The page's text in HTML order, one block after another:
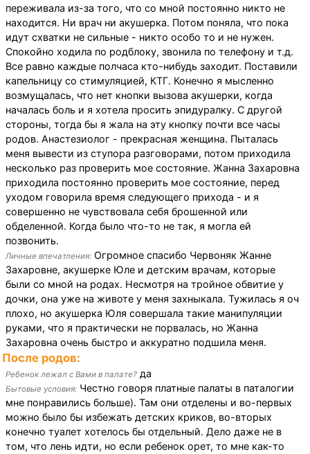
переживала из-за того, что со мной постоянно никто не
находится. Ни врач ни акушерка. Потом поняла, что пока
идут схватки не сильные - никто особо то и не нужен.
Спокойно ходила по родблоку, звонила по телефону и т.д.
Все равно каждые полчаса кто-нибудь заходит. Поставили
капельницу со стимуляцией, КТГ. Конечно я мысленно
возмущалась, что нет кнопки вызова акушерки, когда
началась боль и я хотела просить эпидуралку. С другой
стороны, тогда бы я жала на эту кнопку почти все часы
родов. Анастезиолог - прекрасная женщина. Пыталась
меня вывести из ступора разговорами, потом приходила
несколько раз проверить мое состояние. Жанна Захаровна
приходила постоянно проверить мое состояние, перед
уходом говорила время следующего прихода - и я
совершенно не чувствовала себя брошенной или
обделенной. Когда было что-то не так, я могла ей
позвонить.
Личные впечатления: Огромное спасибо Червоняк Жанне
Захаровне, акушерке Юле и детским врачам, которые
были со мной на родах. Несмотря на тройное обвитие у
дочки, она уже на животе у меня захныкала. Тужилась я оч
плохо, но акушерка Юля совершала такие манипуляции
руками, что я практически не порвалась, но Жанна
Захаровна очень быстро и аккуратно подшила меня.
После родов:
Ребенок лежал с Вами в палате? да
Бытовые условия: Честно говоря платные палаты в паталогии
мне понравились больше). Там они отделены и во-первых
можно было бы избежать детских криков, во-вторых
конечно туалет хотелось бы отдельный. Дело даже не в
том, что лень идти, но если ребенок орет, то мне как-то